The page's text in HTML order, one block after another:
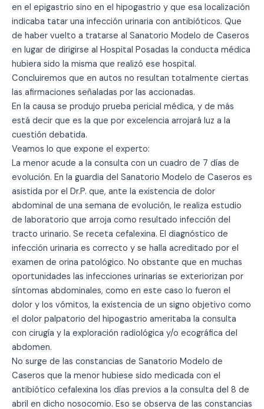
en el epigastrio sino en el hipogastrio y que esa localización
indicaba tatar una infección urinaria con antibióticos. Que
de haber vuelto a tratarse al Sanatorio Modelo de Caseros
en lugar de dirigirse al Hospital Posadas la conducta médica
hubiera sido la misma que realizó ese hospital.
Concluiremos que en autos no resultan totalmente ciertas
las afirmaciones señaladas por las accionadas.
En la causa se produjo prueba pericial médica, y de más
está decir que es la que por excelencia arrojará luz a la
cuestión debatida.
Veamos lo que expone el experto:
La menor acude a la consulta con un cuadro de 7 días de
evolución. En la guardia del Sanatorio Modelo de Caseros es
asistida por el Dr.P. que, ante la existencia de dolor
abdominal de una semana de evolución, le realiza estudio
de laboratorio que arroja como resultado infección del
tracto urinario. Se receta cefalexina. El diagnóstico de
infección urinaria es correcto y se halla acreditado por el
examen de orina patológico. No obstante que en muchas
oportunidades las infecciones urinarias se exteriorizan por
síntomas abdominales, como en este caso lo fueron el
dolor y los vómitos, la existencia de un signo objetivo como
el dolor palpatorio del hipogastrio ameritaba la consulta
con cirugía y la exploración radiológica y/o ecográfica del
abdomen.
No surge de las constancias de Sanatorio Modelo de
Caseros que la menor hubiese sido medicada con el
antibiótico cefalexina los días previos a la consulta del 8 de
abril en dicho nosocomio. Eso se observa de las constancias